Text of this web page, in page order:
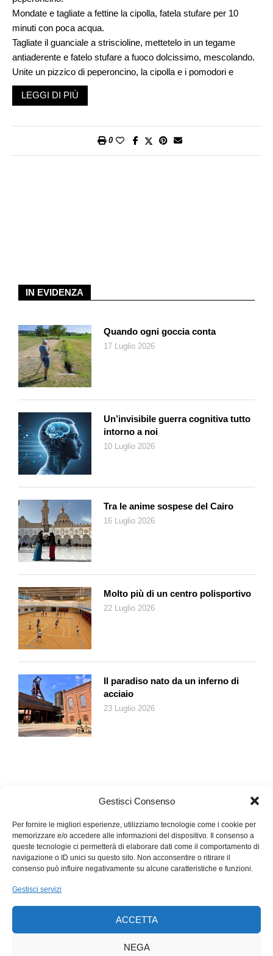
Gestisci Consenso
Per fornire le migliori esperienze, utilizziamo tecnologie come i cookie per
memorizzare e/o accedere alle informazioni del dispositivo. Il consenso a
queste tecnologie ci permetterà di elaborare dati come il comportamento di
navigazione o ID unici su questo sito. Non acconsentire o ritirare il
consenso può influire negativamente su alcune caratteristiche e funzioni.
Gestisci servizi
ACCETTA
NEGA
Mondate e tagliate a fettine la cipolla, fatela stufare per 10
minuti con poca acqua.
Tagliate il guanciale a striscioline, mettetelo in un tegame
antiaderente e fatelo stufare a fuoco dolcissimo, mescolando.
Unite un pizzico di peperoncino, la cipolla e i pomodori e
lasciate addensare per 10 minuti a fiamma media. Regolate di
sale. Con questo sugo condite una pasta o quello che volete,
LEGGI DI PIÙ
0
IN EVIDENZA
Quando ogni goccia conta
17 Luglio 2026
Un’invisibile guerra cognitiva tutto
intorno a noi
10 Luglio 2026
Tra le anime sospese del Cairo
16 Luglio 2026
Molto più di un centro polisportivo
22 Luglio 2026
Il paradiso nato da un inferno di
acciaio
23 Luglio 2026